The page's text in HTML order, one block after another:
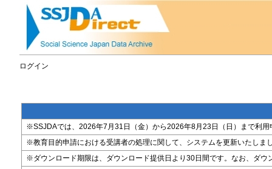
ログイン
※SSJDAでは、2026年7月31日（金）から2026年8月23日（日）まで利
※教育目的申請における受講者の処理に関して、システムを更新いたしま
※ダウンロード期限は、ダウンロード提供日より30日間です。なお、ダ